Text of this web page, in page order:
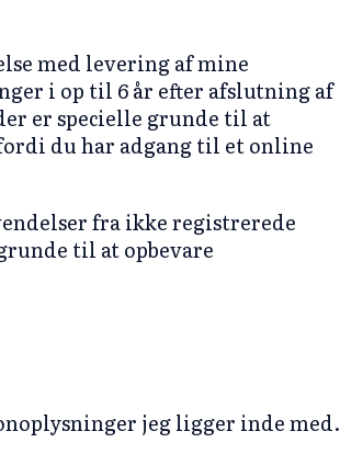
med levering af mine
i op til 6 år efter afslutning af
er specielle grunde til at
du har adgang til et online
fra ikke registrerede
til at opbevare
jeg ligger inde med.